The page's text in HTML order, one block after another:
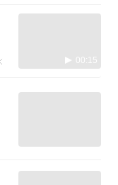
00:15